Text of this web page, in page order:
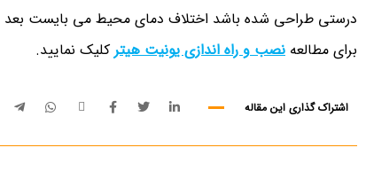
درستی طراحی شده باشد اختلاف دمای محیط می بایست بعد از یک ساعت کار
برای مطالعه نصب و راه اندازی یونیت هیتر کلیک نمایید.
اشتراک گذاری این مقاله